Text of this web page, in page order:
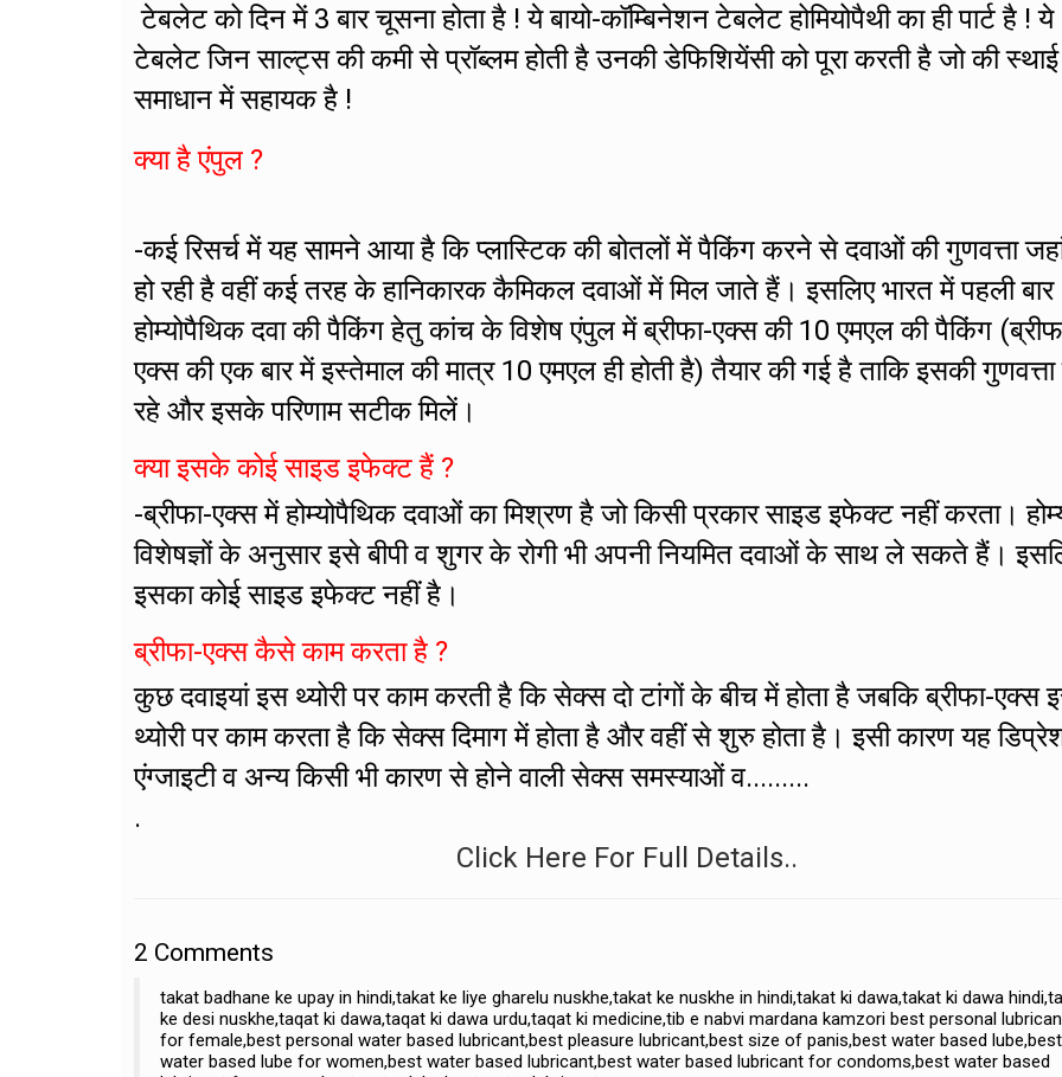
टेबलेट को दिन में 3 बार चूसना होता है ! ये बायो-कॉम्बिनेशन टेबलेट होमियोपैथी का ही पार्ट है ! ये
टेबलेट जिन साल्ट्स की कमी से प्रॉब्लम होती है उनकी डेफिशियेंसी को पूरा करती है जो की स्थाई
समाधान में सहायक है !
क्या है एंपुल ?
-कई रिसर्च में यह सामने आया है कि प्लास्टिक की बोतलों में पैकिंग करने से दवाओं की गुणवत्ता
हो रही है वहीं कई तरह के हानिकारक कैमिकल दवाओं में मिल जाते हैं। इसलिए भारत में पहली बार
होम्योपैथिक दवा की पैकिंग हेतु कांच के विशेष एंपुल में ब्रीफा-एक्स की 10 एमएल की पैकिंग
एक्स की एक बार में इस्तेमाल की मात्र 10 एमएल ही होती है) तैयार की गई है ताकि इसकी गुणवत्ता
रहे और इसके परिणाम सटीक मिलें।
क्या इसके कोई साइड इफेक्ट हैं ?
-ब्रीफा-एक्स में होम्योपैथिक दवाओं का मिश्रण है जो किसी प्रकार साइड इफेक्ट नहीं करता।
विशेषज्ञों के अनुसार इसे बीपी व शुगर के रोगी भी अपनी नियमित दवाओं के साथ ले सकते हैं।
इसका कोई साइड इफेक्ट नहीं है।
ब्रीफा-एक्स कैसे काम करता है ?
कुछ दवाइयां इस थ्योरी पर काम करती है कि सेक्स दो टांगों के बीच में होता है जबकि ब्रीफा-एक्स
थ्योरी पर काम करता है कि सेक्स दिमाग में होता है और वहीं से शुरु होता है। इसी कारण यह
एंग्जाइटी व अन्य किसी भी कारण से होने वाली सेक्स समस्याओं व.........
.
Click Here For Full Details..
2 Comments
takat badhane ke upay in hindi,takat ke liye gharelu nuskhe,takat ke nuskhe in hindi,takat ki dawa,takat ki dawa
ke desi nuskhe,taqat ki dawa,taqat ki dawa urdu,taqat ki medicine,tib e nabvi mardana kamzori best personal
for female,best personal water based lubricant,best pleasure lubricant,best size of panis,best water based lube,best
water based lube for women,best water based lubricant,best water based lubricant for condoms,best water based